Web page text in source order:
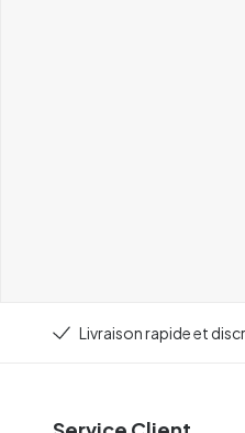
Livraison rapide et